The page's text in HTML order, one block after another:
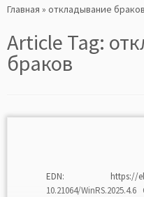
toГлавная » откладывание браков
Article Tag:
браков
EDN: https://
10.21064/